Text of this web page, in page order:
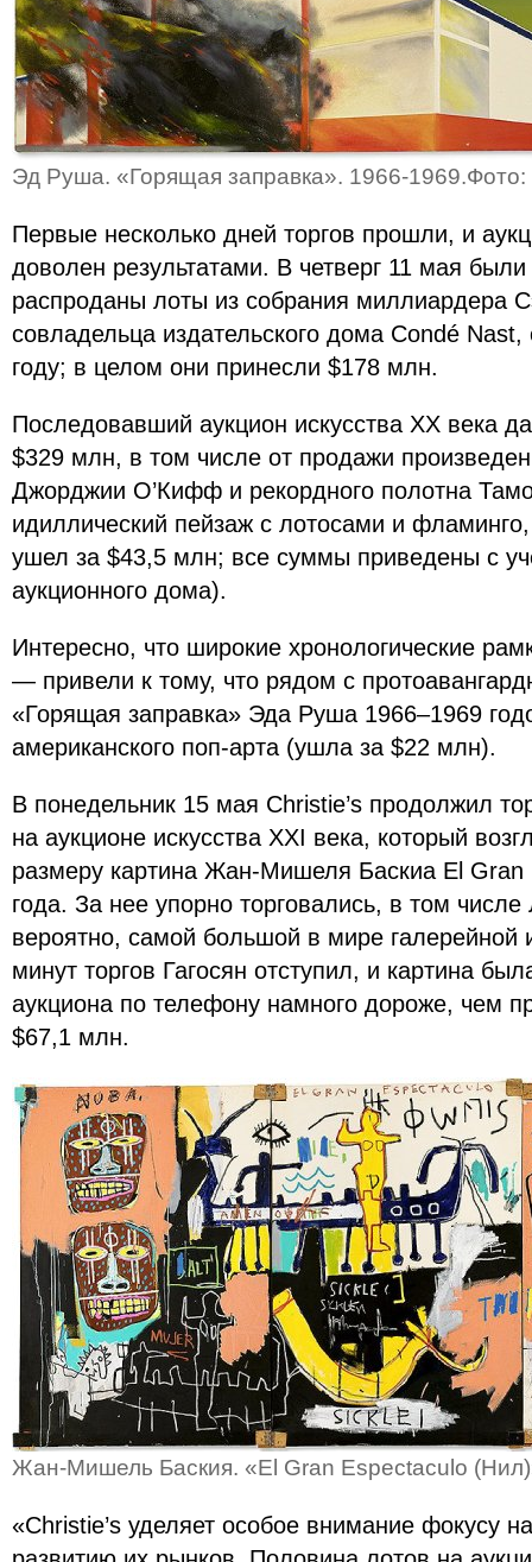
Эд Руша. «Горящая заправка». 1966-1969.Фото:
Первые несколько дней торгов прошли, и
доволен результатами. В четверг 11 мая
распроданы лоты из собрания миллиардера
совладельца издательского дома Condé
году; в целом они принесли $178 млн.
Последовавший аукцион искусства ХХ века
$329 млн, в том числе от продажи
Джорджии O’Кифф и рекордного полотна
идиллический пейзаж с лотосами и
ушел за $43,5 млн; все суммы приведены с
аукционного дома).
Интересно, что широкие хронологические
— привели к тому, что рядом с
«Горящая заправка» Эда Руша 1966–1969
американского поп-арта (ушла за $22 млн).
В понедельник 15 мая Christie’s продолжил
на аукционе искусства XXI века, который
размеру картина Жан-Мишеля Баскиа El
года. За нее упорно торговались, в том
вероятно, самой большой в мире галерейной
минут торгов Гагосян отступил, и картина
аукциона по телефону намного дороже, чем
$67,1 млн.
Жан-Мишель Баския. «El Gran Espectaculo
«Christie’s уделяет особое внимание фокусу